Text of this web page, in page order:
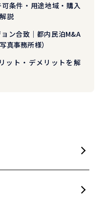
条件・用途地域・購入
説
ン合致｜都内民泊M&A
真事務所様）
ット・デメリットを解